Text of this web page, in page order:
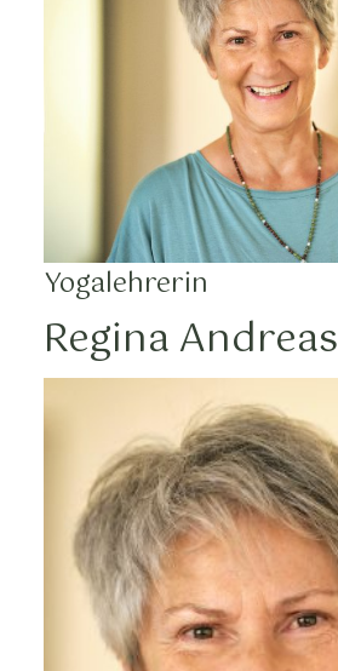
Yogalehrerin
Regina Andreas